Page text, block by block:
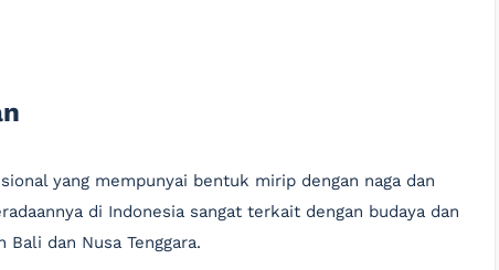
yang mempunyai bentuk mirip dengan naga dan
di Indonesia sangat terkait dengan budaya dan
dan Nusa Tenggara.